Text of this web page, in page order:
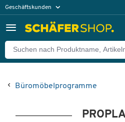
Geschäftskunden
Büromöbelprogramme